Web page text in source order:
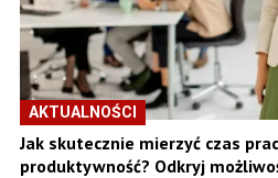
AKTUALNOŚCI
Jak skutecznie mierzyć czas
produktywność? Odkryj